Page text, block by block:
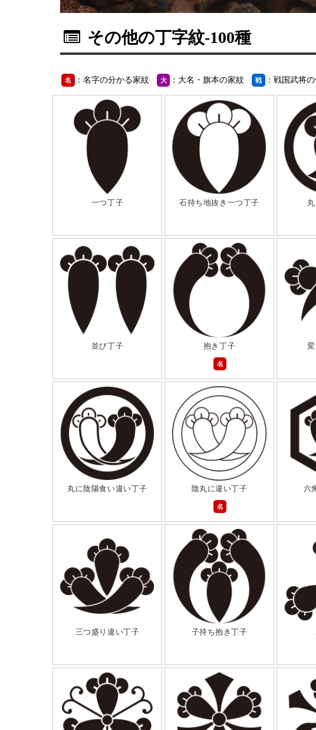
その他の丁字紋-100種
名 ：名字の分かる家紋 大 ：大名・旗本の家紋 戦 ：戦国武将
一つ丁子 石持ち地抜き一つ丁子
並び丁子
抱き丁子
名
丸に陰陽食い違い丁子
陰丸に違い丁子
名
六
三つ盛り違い丁子 子持ち抱き丁子